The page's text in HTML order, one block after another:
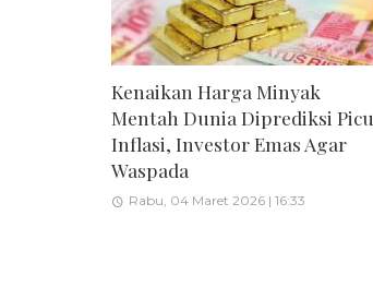
Kenaikan Harga Minyak
Mentah Dunia Diprediksi Picu
Inflasi, Investor Emas Agar
Waspada
Rabu, 04 Maret 2026 | 16:33